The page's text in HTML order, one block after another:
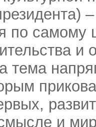
по самому
тема
и